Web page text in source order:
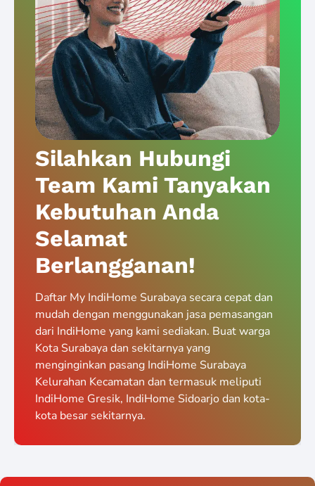
Silahkan Hubungi
Team Kami Tanyakan
Kebutuhan Anda
Selamat
Berlangganan!
Daftar My IndiHome Surabaya secara cepat dan
mudah dengan menggunakan jasa pemasangan
dari IndiHome yang kami sediakan. Buat warga
Kota Surabaya dan sekitarnya yang
menginginkan pasang IndiHome Surabaya
Kelurahan Kecamatan dan termasuk meliputi
IndiHome Gresik, IndiHome Sidoarjo dan kota-
kota besar sekitarnya.